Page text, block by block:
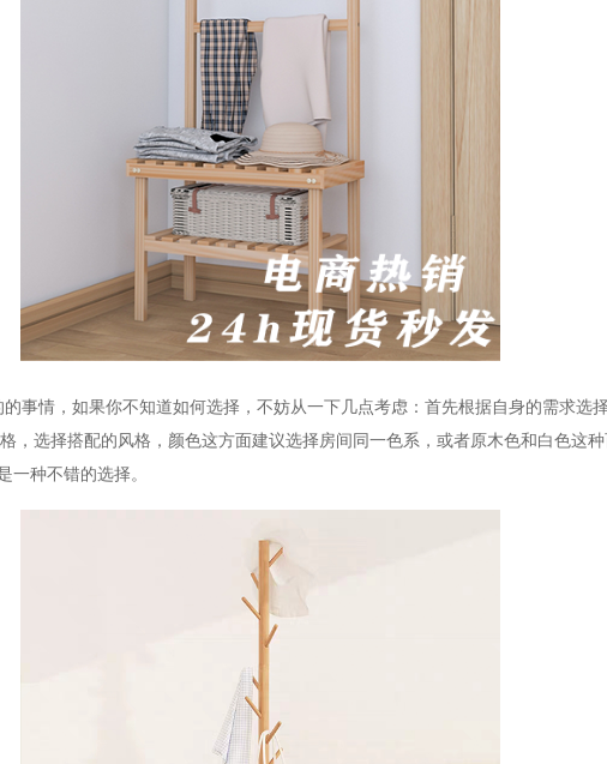
事情，如果你不知道如何选择，不妨从一下几点考虑：首先根据自身的需求选
，选择搭配的风格，颜色这方面建议选择房间同一色系，或者原木色和白色这
一种不错的选择。